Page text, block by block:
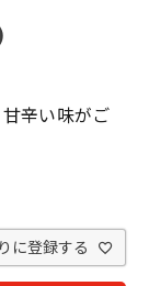
辛い味がご
に登録する